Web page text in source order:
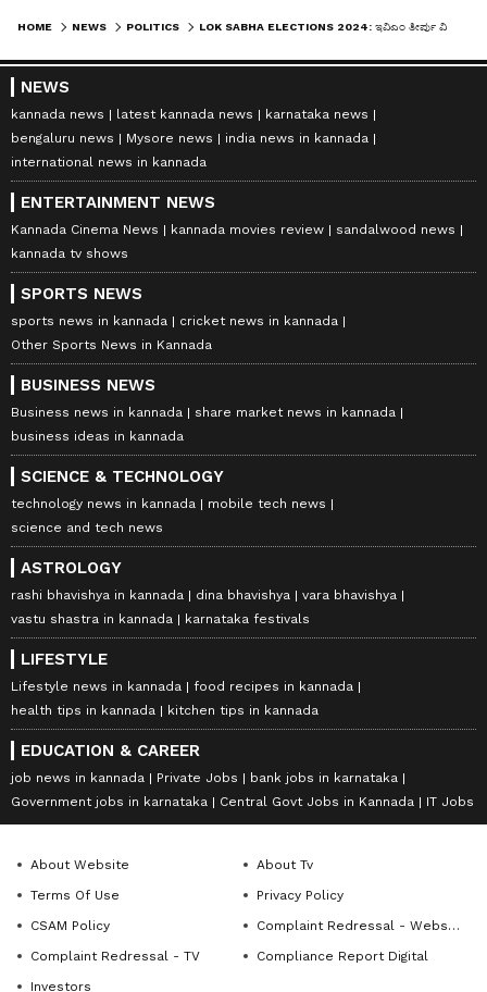
HOME NEWS POLITICS
NEWS
kannada news latest kannada news
karnataka news
bengaluru news
Mysore news
india news in kannada
international news in kannada
ENTERTAINMENT NEWS
Kannada Cinema News kannada movies review
sandalwood news
kannada tv shows
SPORTS NEWS
sports news in kannada
cricket news in kannada
Other Sports News in Kannada
BUSINESS NEWS
Business news in kannada
share market news in kannada
business ideas in kannada
SCIENCE & TECHNOLOGY
technology news in kannada
mobile tech news
science and tech news
ASTROLOGY
rashi bhavishya in kannada dina bhavishya
vara bhavishya
vastu shastra in kannada
karnataka festivals
LIFESTYLE
Lifestyle news in kannada
food recipes in kannada
health tips in kannada
kitchen tips in kannada
EDUCATION & CAREER
job news in kannada Private Jobs
bank jobs in karnataka
Government jobs in karnataka
Central Govt Jobs in Kannada IT Jobs
About Website
About Tv
Terms Of Use
Privacy Policy
CSAM Policy
Complaint Redressal - Website
Complaint Redressal - TV
Compliance Report Digital
Investors